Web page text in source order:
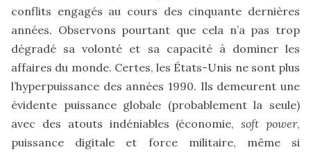
conflits engagés au cours des cinquante dernières
années. Observons pourtant que cela n’a pas trop
dégradé sa volonté et sa capacité à dominer les
affaires du monde. Certes, les États-Unis ne sont plus
l’hyperpuissance des années 1990. Ils demeurent une
évidente puissance globale (probablement la seule)
avec des atouts indéniables (économie,soft power,
puissance digitale et force militaire, même si